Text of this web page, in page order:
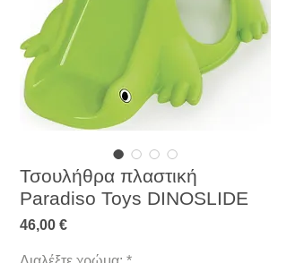
Τσουλήθρα πλαστική
Paradiso Toys DINOSLIDE
46,00 €Τιμή